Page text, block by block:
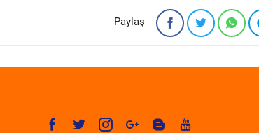
Paylaş